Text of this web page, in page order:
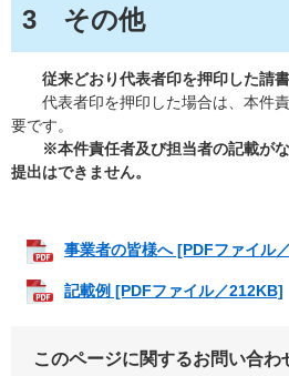
3 その他
従来どおり代表者印を押印した請
代表者印を押印した場合は、本件責
要です。
※本件責任者及び担当者の記載がな
提出はできません。
事業者の皆様へ [PDFファイル
記載例 [PDFファイル／212KB]
このページに関するお問い合わ